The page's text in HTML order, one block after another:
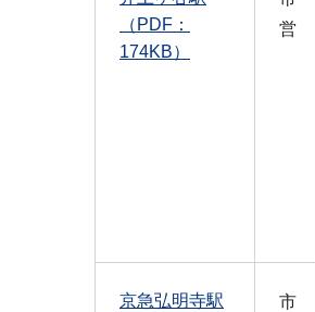
（PDF：
174KB）
営
京急弘明寺駅
市